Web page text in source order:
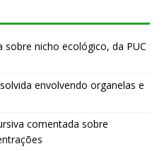
sobre nicho ecológico, da PUC
envolvendo organelas e
comentada sobre